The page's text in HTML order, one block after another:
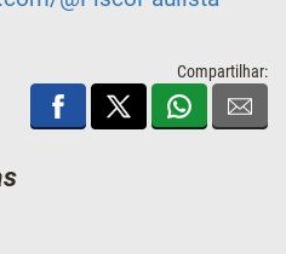
Compartilhar: